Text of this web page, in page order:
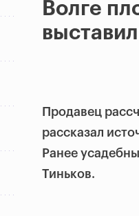
Волге
Продавец
рассказал
Ранее
Тиньков.